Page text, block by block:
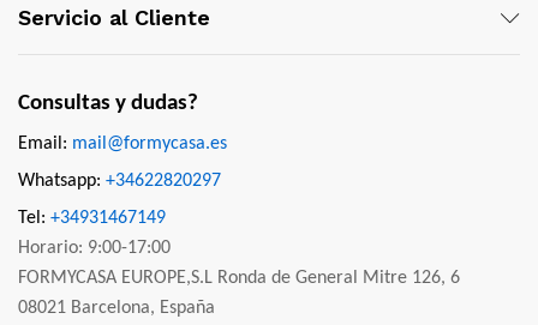
Servicio al Cliente
Consultas y dudas?
Email: mail@formycasa.es
Whatsapp: +34622820297
Tel: +34931467149
Horario: 9:00-17:00
FORMYCASA EUROPE,S.L Ronda de General Mitre 126, 6
08021 Barcelona, España